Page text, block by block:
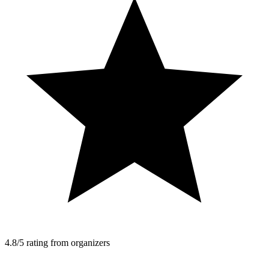
4.8/5 rating from organizers